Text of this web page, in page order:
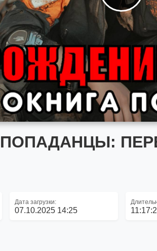
Дата загрузки:
07.10.2025 14:25